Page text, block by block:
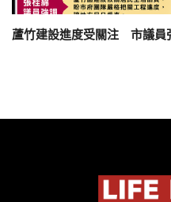
蘆竹建設進度受關注 市議員